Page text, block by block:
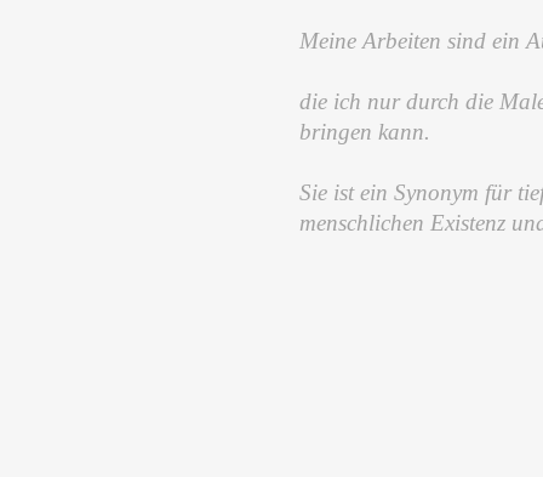
Meine Arbeiten sind ein
die ich nur durch die
bringen kann.
Sie ist ein Synonym für
menschlichen Existenz